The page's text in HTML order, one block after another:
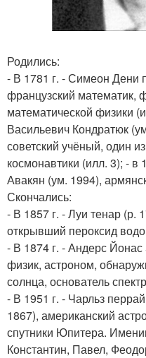
Родились:
- В 1781 г. - Симеон Дени
французский математик,
математической физики
Васильевич Кондратюк
советский учёный, один
космонавтики (илл. 3); - в
Авакян (ум. 1994),
Скончались:
- В 1857 г. - Луи тенар (р.
открывший пероксид
- В 1874 г. - Андерс
физик, астроном,
солнца, основатель
- В 1951 г. - Чарльз
1867), американский
спутники Юпитера.
Константин, Павел,